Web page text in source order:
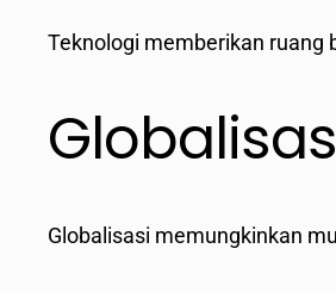
Teknologi memberikan ruang
Globalisasi memungkinkan